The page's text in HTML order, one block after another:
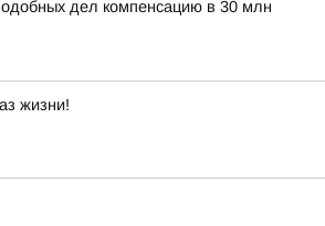
дел компенсацию в 30 млн
жизни!